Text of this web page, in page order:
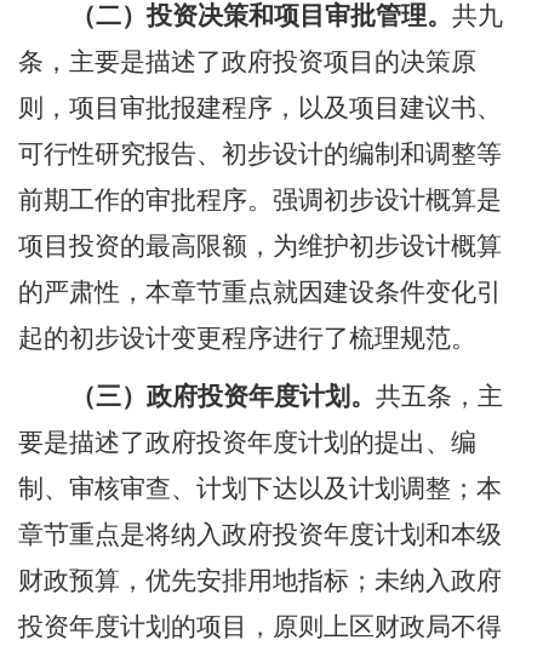
（二）投资决策和项目审批管理。 共九
条，主要是描述了政府投资项目的决策原
则，项目审批报建程序，以及项目建议书、
可行性研究报告、初步设计的编制和调整等
前期工作的审批程序。强调初步设计概算是
项目投资的最高限额，为维护初步设计概算
的严肃性，本章节重点就因建设条件变化引
起的初步设计变更程序进行了梳理规范。
（三） 政府投资年度计划。 共五条，主
要是描述了政府投资年度计划的提出、编
制、审核审查、计划下达以及计划调整；本
章节重点是将纳入政府投资年度计划和本级
财政预算，优先安排用地指标；未纳入政府
投资年度计划的项目，原则上区财政局不得